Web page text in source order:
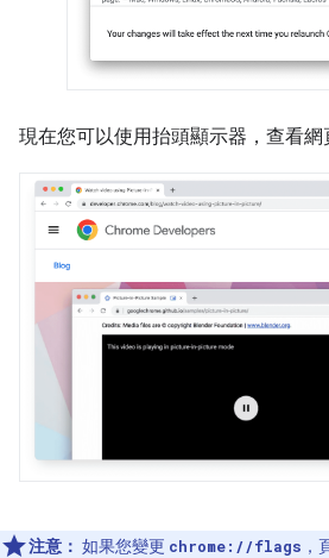
現在您可以使用抬頭顯示器，查看網
注意： 如果您變更 chrome://flags ，